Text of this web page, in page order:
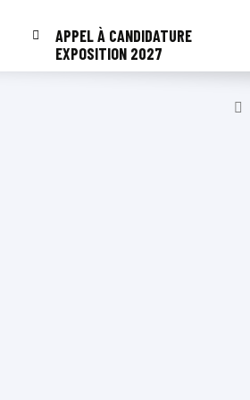
APPEL À CANDIDATURE
EXPOSITION 2027